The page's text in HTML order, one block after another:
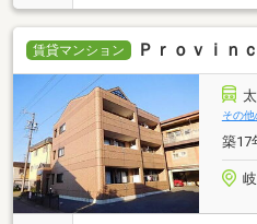
賃貸マンション Ｐｒｏｖｉｎ
その他
築17